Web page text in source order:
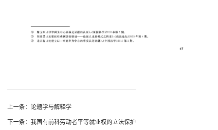
上一条：论题学与解释学
下一条：我国有前科劳动者平等就业权的立法保护